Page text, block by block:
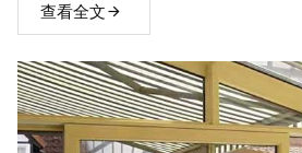
查看全文